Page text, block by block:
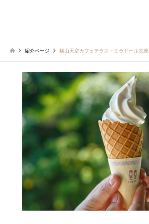
紹介ページ 横山天空カフェテラス・ミラドール志摩